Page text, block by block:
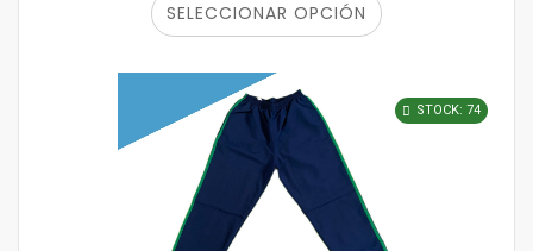
SELECCIONAR OPCIÓN
STOCK: 74